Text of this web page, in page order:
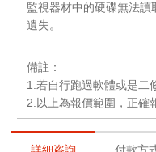
監視器材中的硬碟無法
遺失。
備註：
1. 若自行跑過軟體或是二
2. 以上為報價範圍，正確